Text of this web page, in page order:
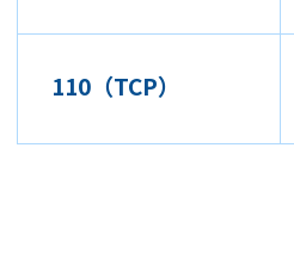
110（TCP）